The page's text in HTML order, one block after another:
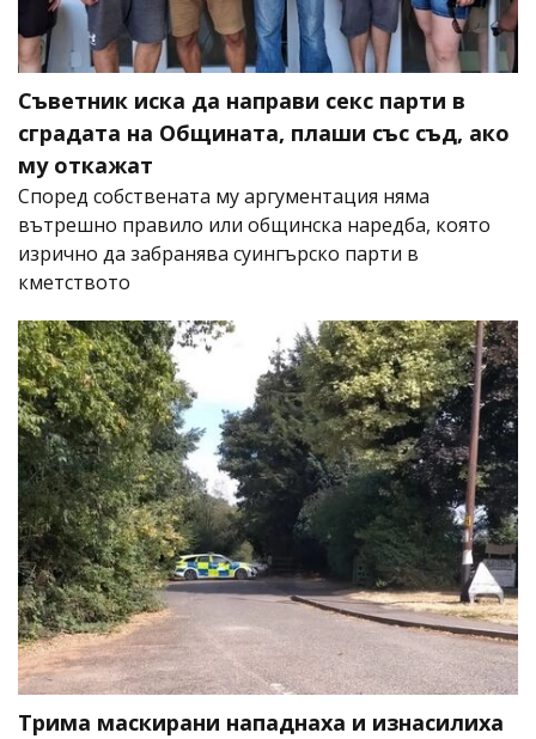
Съветник иска да направи секс парти в
сградата на Общината, плаши със съд, ако
му откажат
Според собствената му аргументация няма
вътрешно правило или общинска наредба, която
изрично да забранява суингърско парти в
кметството
Трима маскирани нападнаха и изнасилиха